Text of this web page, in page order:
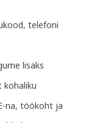
telefoni
lisaks
kohaliku
na, töökoht ja